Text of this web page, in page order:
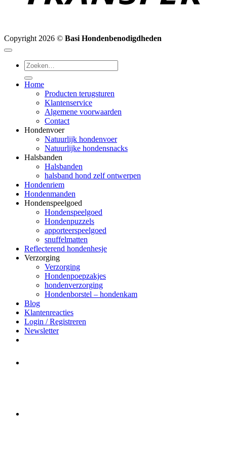
Copyright 2026 © Basi Hondenbenodigdheden
Zoeken
naar:
Home
Producten terugsturen
Klantenservice
Algemene voorwaarden
Contact
Hondenvoer
Natuurlijk hondenvoer
Natuurlijke hondensnacks
Halsbanden
Halsbanden
halsband hond zelf ontwerpen
Hondenriem
Hondenmanden
Hondenspeelgoed
Hondenspeelgoed
Hondenpuzzels
apporteerspeelgoed
snuffelmatten
Reflecterend hondenhesje
Verzorging
Verzorging
Hondenpoepzakjes
hondenverzorging
Hondenborstel – hondenkam
Blog
Klantenreacties
Login / Registreren
Newsletter